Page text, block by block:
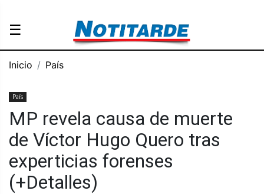
☰
Inicio País
País
MP revela causa de muerte
de Víctor Hugo Quero tras
experticias forenses
(+Detalles)